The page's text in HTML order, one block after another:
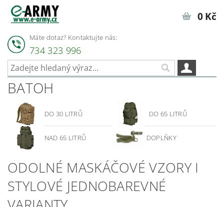
Máte dotaz? Kontaktujte nás:
734 323 996
0 Kč
BATOH
DO 30 LITRŮ DO 65 LITRŮ
NAD 65 LITRŮ DOPLŇKY
ODOLNÉ MASKÁČOVÉ VZORY I
STYLOVÉ JEDNOBAREVNÉ